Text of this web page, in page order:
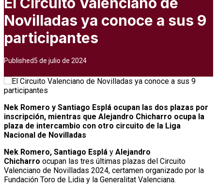
Novilladas ya conoce a sus 9
participantes
Published5 de julio de 2024
Nek Romero y Santiago Esplá ocupan las dos plazas por
inscripción, mientras que Alejandro Chicharro ocupa la
plaza de intercambio con otro circuito de la Liga
Nacional de Novilladas
Nek Romero, Santiago Esplá y Alejandro
Chicharro ocupan las tres últimas plazas del Circuito
Valenciano de Novilladas 2024, certamen organizado por la
Fundación Toro de Lidia y la Generalitat Valenciana.